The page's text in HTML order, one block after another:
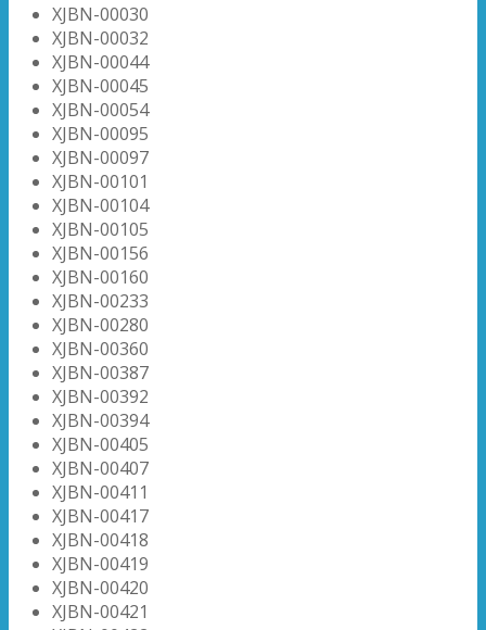
XJBN-00030
XJBN-00032
XJBN-00044
XJBN-00045
XJBN-00054
XJBN-00095
XJBN-00097
XJBN-00101
XJBN-00104
XJBN-00105
XJBN-00156
XJBN-00160
XJBN-00233
XJBN-00280
XJBN-00360
XJBN-00387
XJBN-00392
XJBN-00394
XJBN-00405
XJBN-00407
XJBN-00411
XJBN-00417
XJBN-00418
XJBN-00419
XJBN-00420
XJBN-00421